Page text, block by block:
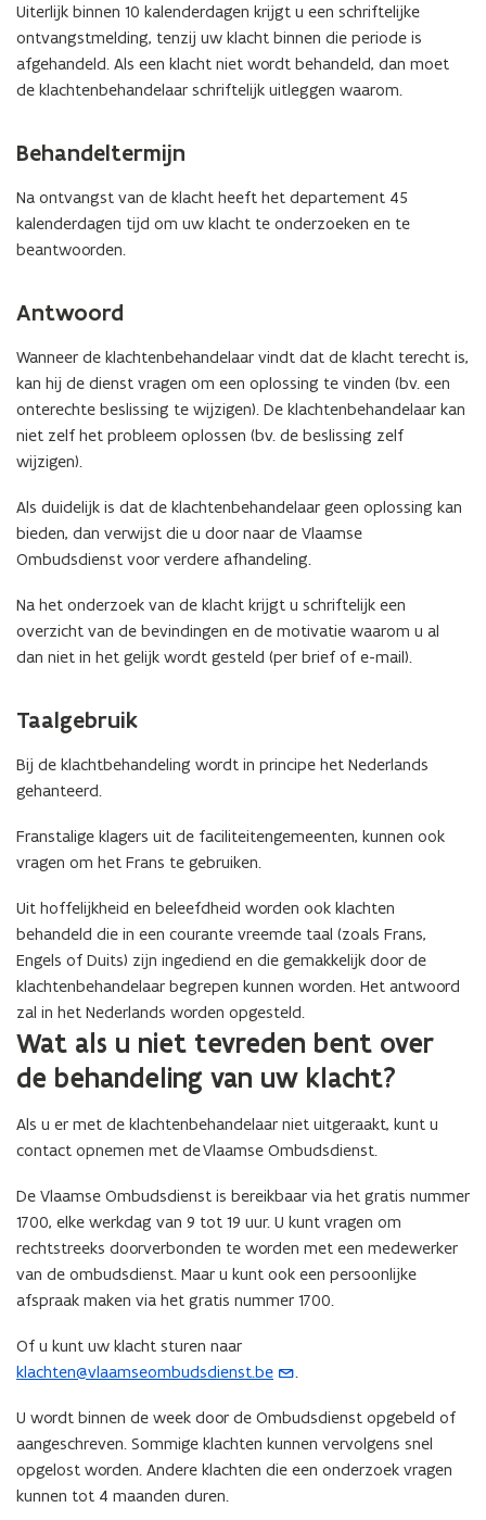
Uiterlijk binnen 10 kalenderdagen krijgt u een schriftelijke
ontvangstmelding, tenzij uw klacht binnen die periode is
afgehandeld. Als een klacht niet wordt behandeld, dan moet
de klachtenbehandelaar schriftelijk uitleggen waarom.
Behandeltermijn
Na ontvangst van de klacht heeft het departement 45
kalenderdagen tijd om uw klacht te onderzoeken en te
beantwoorden.
Antwoord
Wanneer de klachtenbehandelaar vindt dat de klacht terecht is,
kan hij de dienst vragen om een oplossing te vinden (bv. een
onterechte beslissing te wijzigen). De klachtenbehandelaar kan
niet zelf het probleem oplossen (bv. de beslissing zelf
wijzigen).
Als duidelijk is dat de klachtenbehandelaar geen oplossing kan
bieden, dan verwijst die u door naar de Vlaamse
Ombudsdienst voor verdere afhandeling.
Na het onderzoek van de klacht krijgt u schriftelijk een
overzicht van de bevindingen en de motivatie waarom u al
dan niet in het gelijk wordt gesteld (per brief of e-mail).
Taalgebruik
Bij de klachtbehandeling wordt in principe het Nederlands
gehanteerd.
Franstalige klagers uit de faciliteitengemeenten, kunnen ook
vragen om het Frans te gebruiken.
Uit hoffelijkheid en beleefdheid worden ook klachten
behandeld die in een courante vreemde taal (zoals Frans,
Engels of Duits) zijn ingediend en die gemakkelijk door de
klachtenbehandelaar begrepen kunnen worden. Het antwoord
zal in het Nederlands worden opgesteld.
Wat als u niet tevreden bent over
de behandeling van uw klacht?
Als u er met de klachtenbehandelaar niet uitgeraakt, kunt u
contact opnemen met de Vlaamse Ombudsdienst.
De Vlaamse Ombudsdienst is bereikbaar via het gratis nummer
1700, elke werkdag van 9 tot 19 uur. U kunt vragen om
rechtstreeks doorverbonden te worden met een medewerker
van de ombudsdienst. Maar u kunt ook een persoonlijke
afspraak maken via het gratis nummer 1700.
Of u kunt uw klacht sturen naar
klachten@vlaamseombudsdienst.be
(
p
e
n
t
.
U wordt binnen de week door de Ombudsdienst opgebeld of
aangeschreven. Sommige klachten kunnen vervolgens snel
opgelost worden. Andere klachten die een onderzoek vragen
kunnen tot 4 maanden duren.